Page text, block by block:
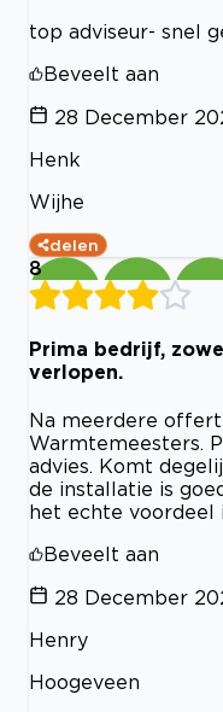
top adviseur- snel
Beveelt aan
28 December
Henk
Wijhe
delen
8
Prima bedrijf,
verlopen.
Na meerdere
Warmtemeesters.
advies. Komt
de installatie is
het echte voordeel
Beveelt aan
28 December
Henry
Hoogeveen